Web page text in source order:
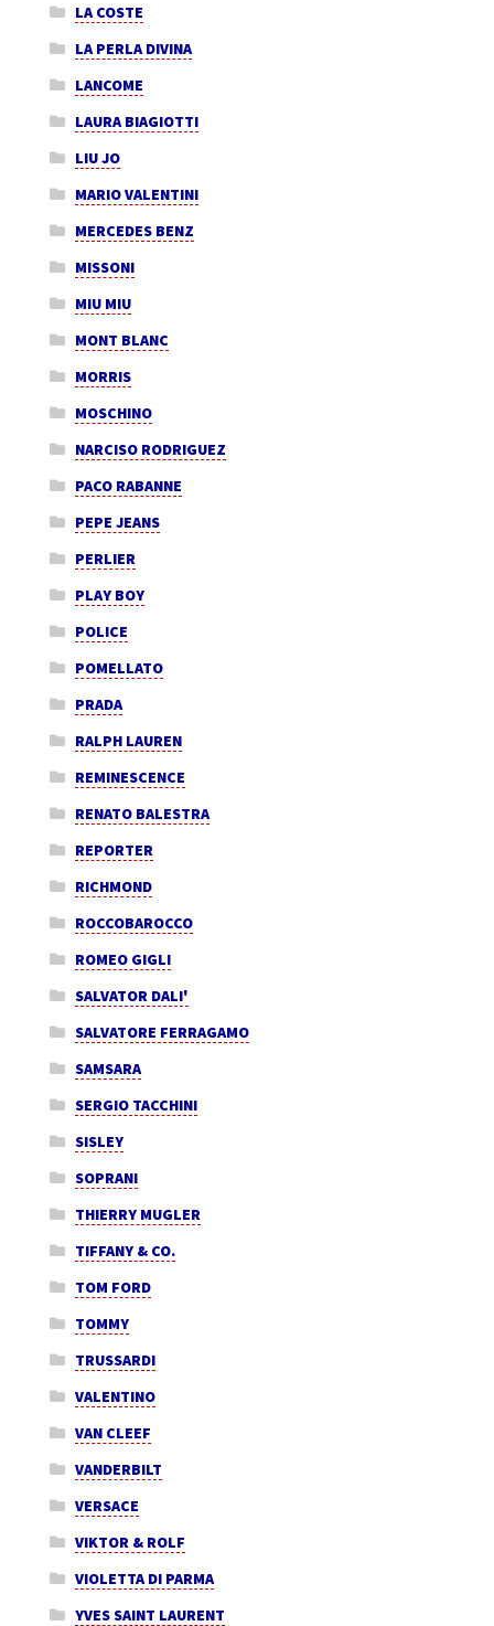
LA COSTE
LA PERLA DIVINA
LANCOME
LAURA BIAGIOTTI
LIU JO
MARIO VALENTINI
MERCEDES BENZ
MISSONI
MIU MIU
MONT BLANC
MORRIS
MOSCHINO
NARCISO RODRIGUEZ
PACO RABANNE
PEPE JEANS
PERLIER
PLAY BOY
POLICE
POMELLATO
PRADA
RALPH LAUREN
REMINESCENCE
RENATO BALESTRA
REPORTER
RICHMOND
ROCCOBAROCCO
ROMEO GIGLI
SALVATOR DALI'
SALVATORE FERRAGAMO
SAMSARA
SERGIO TACCHINI
SISLEY
SOPRANI
THIERRY MUGLER
TIFFANY & CO.
TOM FORD
TOMMY
TRUSSARDI
VALENTINO
VAN CLEEF
VANDERBILT
VERSACE
VIKTOR & ROLF
VIOLETTA DI PARMA
YVES SAINT LAURENT